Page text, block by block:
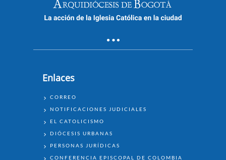
Enlaces
ENLACES
CORREO
NOTIFICACIONES JUDICIALES
EL CATOLICISMO
DIÓCESIS URBANAS
PERSONAS JURÍDICAS
CONFERENCIA EPISCOPAL DE COLOMBIA